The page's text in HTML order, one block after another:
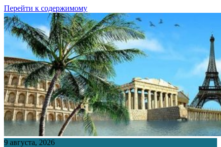
Перейти к содержимому
9 августа, 2026